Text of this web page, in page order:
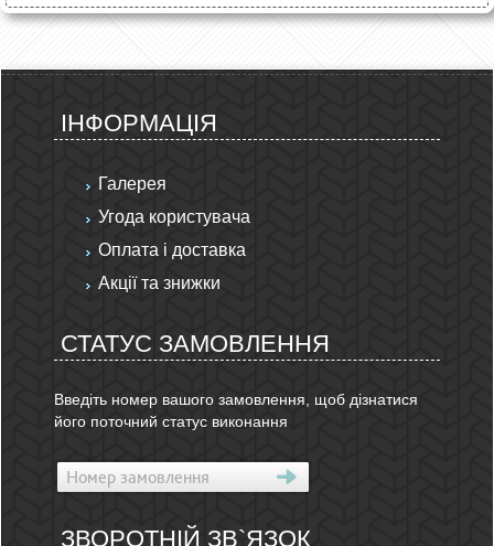
ІНФОРМАЦІЯ
Галерея
Угода користувача
Оплата і доставка
Акції та знижки
СТАТУС ЗАМОВЛЕННЯ
Введіть номер вашого замовлення, щоб дізнатися
його поточний статус виконання
ЗВОРОТНІЙ ЗВ`ЯЗОК